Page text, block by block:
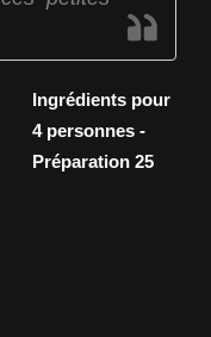
Ingrédients pour
4 personnes -
Préparation 25